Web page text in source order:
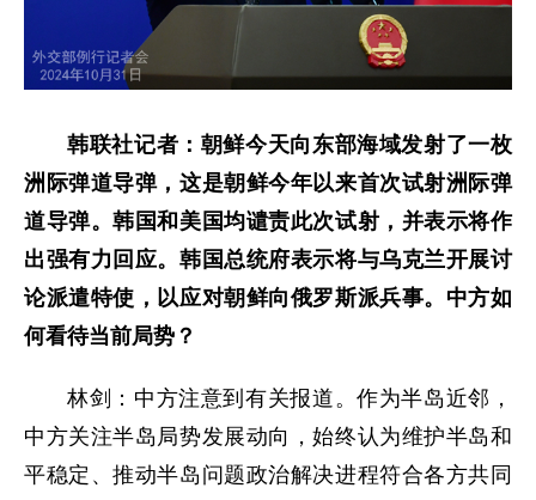
韩联社记者：朝鲜今天向东部海域发射了一枚
洲际弹道导弹，这是朝鲜今年以来首次试射洲际弹
道导弹。韩国和美国均谴责此次试射，并表示将作
出强有力回应。韩国总统府表示将与乌克兰开展讨
论派遣特使，以应对朝鲜向俄罗斯派兵事。中方如
何看待当前局势？
林剑：中方注意到有关报道。作为半岛近邻，
中方关注半岛局势发展动向，始终认为维护半岛和
平稳定、推动半岛问题政治解决进程符合各方共同